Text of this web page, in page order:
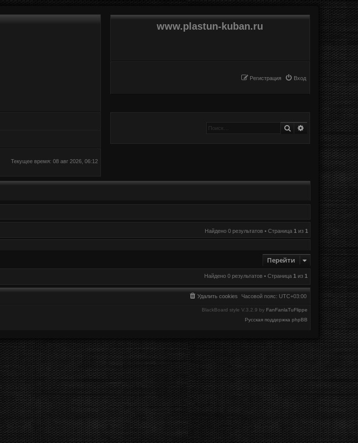
www.plastun-kuban.ru
Вход
Регистрация
Поиск Расширенный
Текущее время: 08 авг 2026, 06:12
Найдено 0 результатов • Страница 1 из 1
Перейти
Найдено 0 результатов • Страница 1 из 1
Часовой пояс: UTC+03:00
Удалить cookies
BlackBoard style V.3.2.9 by FanFanlaTuFlippe
Русская поддержка phpBB